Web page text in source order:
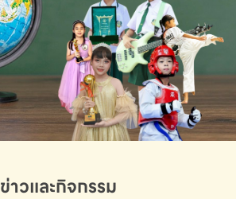
ข่าวและกิจกรรม